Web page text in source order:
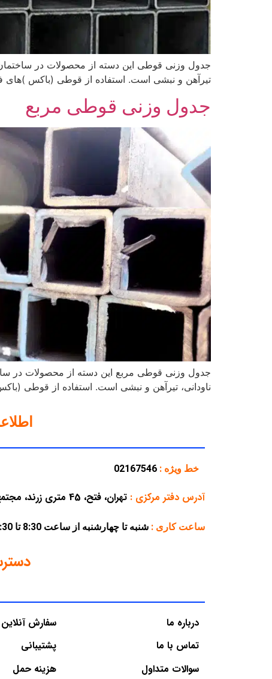
جدول وزنی قوطی این دسته از محصولات در
تیرآهن و نبشی است. استفاده از قوطی (باکس )های
جدول وزنی قوطی مربع
جدول وزنی قوطی مربع این دسته از محصولات در
ناودانی، تیرآهن و نبشی است. استفاده از قوطی
خط ویژه : 02167546
آدرس دفتر مرکزی : تهران، فتح، 45 متری زرند، مجتمع تجاری پارسه، پلاک 38
ساعت کاری : شنبه تا چهارشنبه از ساعت 8:30 تا 16:30 – پنجشنبه از ساعت 8:30 تا 12:30
درباره ما
تماس با ما
سوالات متداول
سفارش آنلاین
پشتیبانی
هزینه حمل